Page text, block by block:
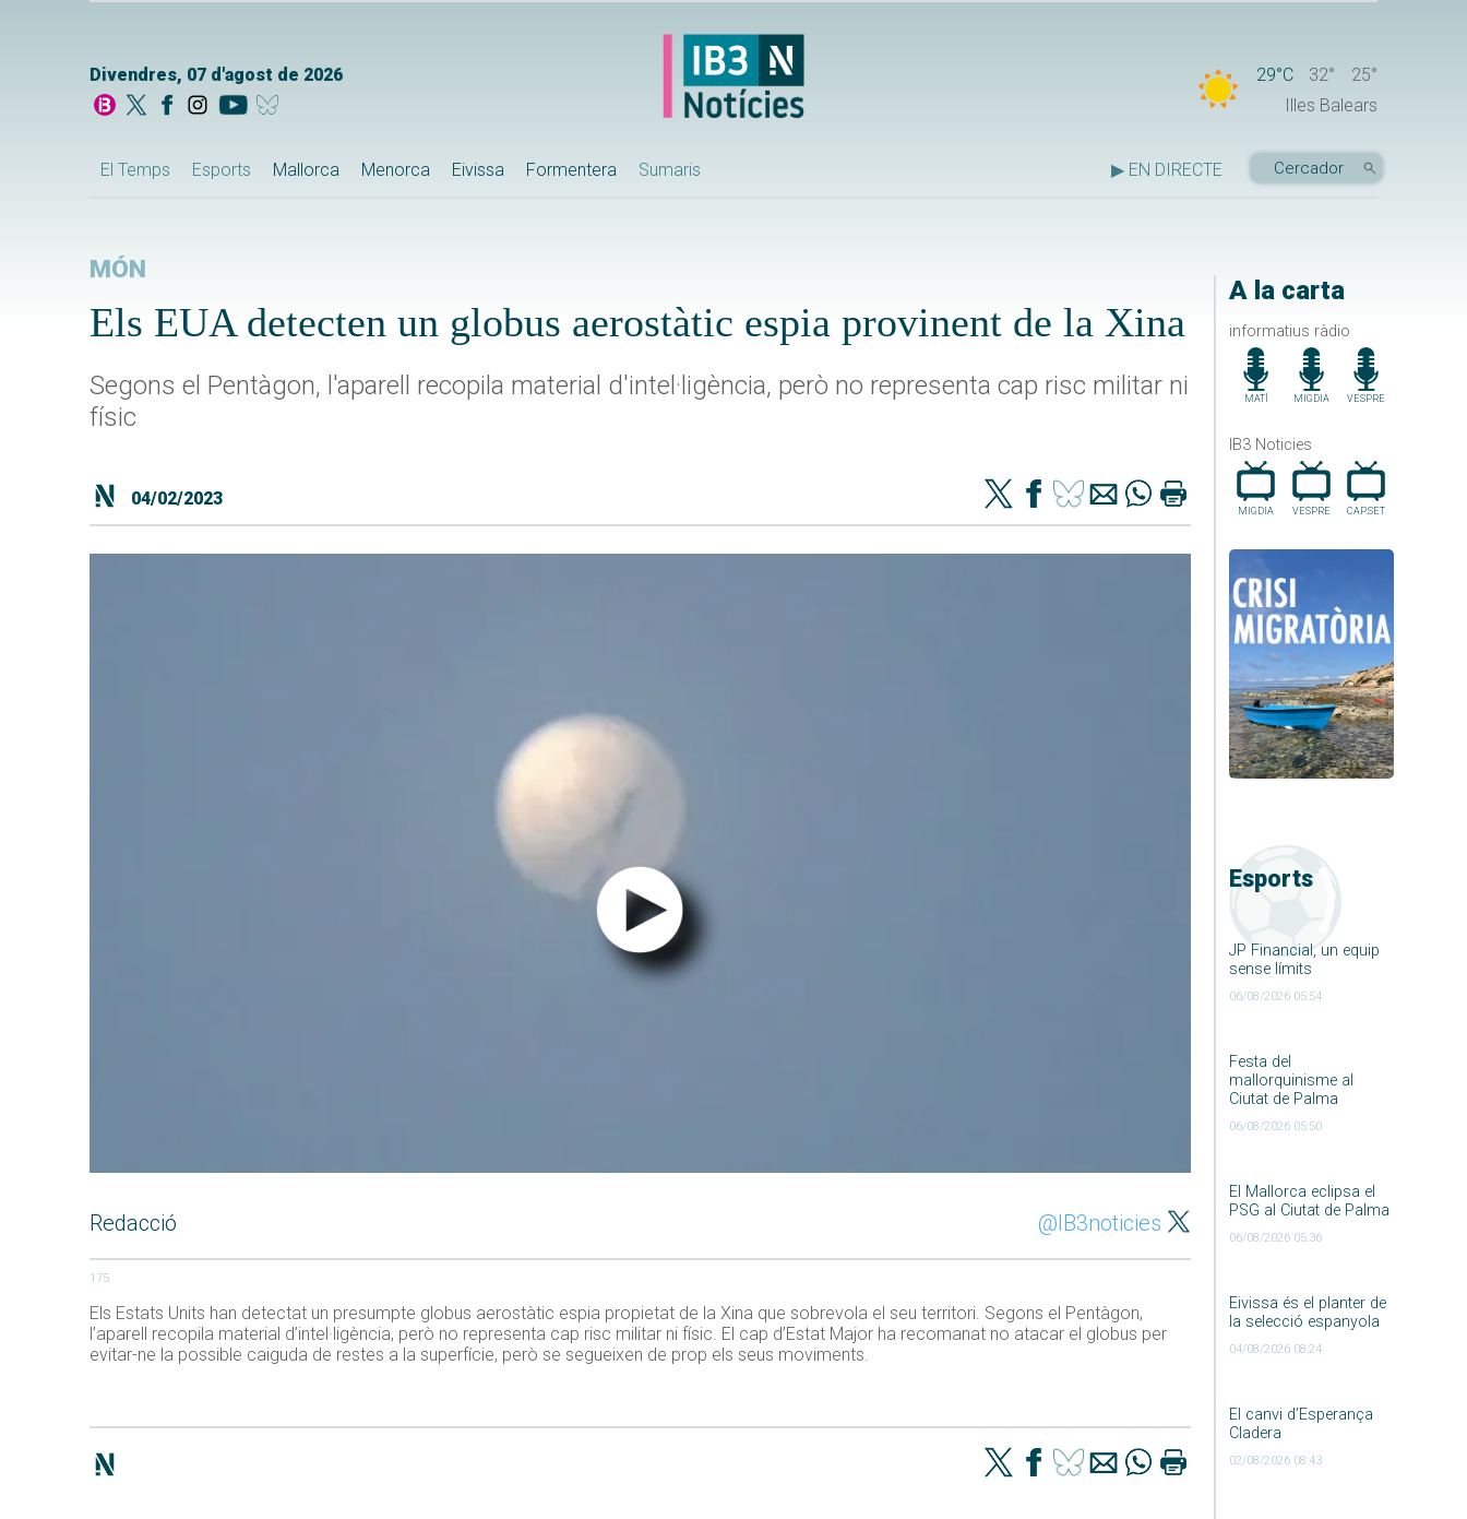
Divendres, 07 d'agost de 2026 29°C 32°
25°
Illes Balears
El Temps Esports Mallorca Menorca Eivissa Formentera Sumaris ▶ EN DIRECTE
A la carta
informatius ràdio
MATÍ MIGDIA VESPRE
IB3 Noticies
MIGDIA VESPRE CAP.SET
Esports
JP Financial, un equip
sense límits
06/08/2026 05:54
Festa del
mallorquinisme al
Ciutat de Palma
06/08/2026 05:50
El Mallorca eclipsa el
PSG al Ciutat de Palma
06/08/2026 05:36
Eivissa és el planter de
la selecció espanyola
04/08/2026 08:24
El canvi d’Esperança
Cladera
02/08/2026 08:43
MÓN
Els EUA detecten un globus aerostàtic espia provinent de la Xina
Segons el Pentàgon, l'aparell recopila material d'intel·ligència, però no representa cap risc militar ni
físic
04/02/2023
Redacció @IB3noticies
175
Els Estats Units han detectat un presumpte globus aerostàtic espia propietat de la Xina que sobrevola el seu territori. Segons el Pentàgon,
l’aparell recopila material d’intel·ligència, però no representa cap risc militar ni físic. El cap d’Estat Major ha recomanat no atacar el globus per
evitar-ne la possible caiguda de restes a la superfície, però se segueixen de prop els seus moviments.